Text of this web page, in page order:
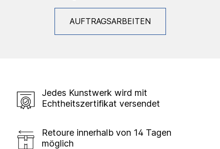
AUFTRAGSARBEITEN
Jedes Kunstwerk wird mit
Echtheitszertifikat versendet
Retoure innerhalb von 14 Tagen
möglich